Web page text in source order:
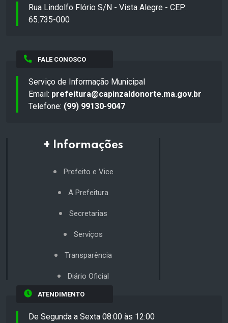
Rua Lindolfo Flório S/N - Vista Alegre - CEP:
65.735-000
FALE CONOSCO
Serviço de Informação Municipal
Email: prefeitura@capinzaldonorte.ma.gov.br
Telefone: (99) 99130-9047
+ Informações
Prefeito e Vice
A Prefeitura
Secretarias
Serviços
Transparência
Diário Oficial
ATENDIMENTO
De Segunda a Sexta 08:00 às 12:00